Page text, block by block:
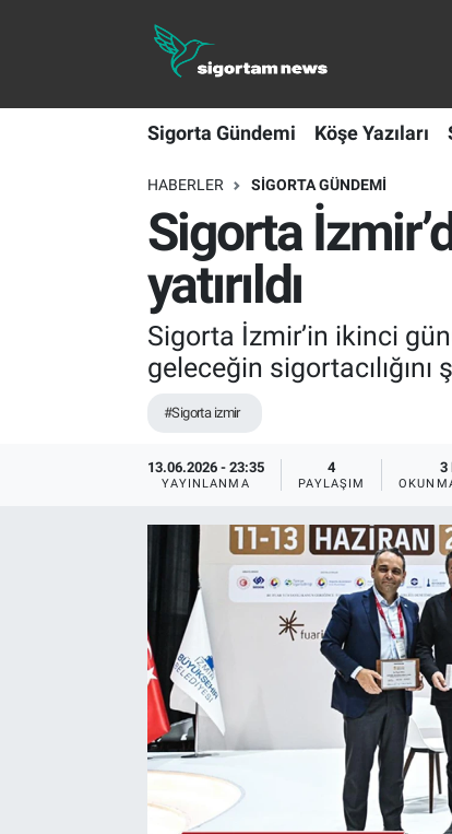
Sigorta Gündemi Köşe Yazıları
HABERLER SIGORTA GÜNDEMI
Sigorta
yatırıldı
Sigorta İzmir’in ikinci
geleceğin
#Sigorta izmir
13.06.2026 - 23:35
YAYINLANMA
4
PAYLAŞIM
3
Sigorta Gündemi
Köşe Yazıları
Sağlık Sigortaları
Sporun Sigortası